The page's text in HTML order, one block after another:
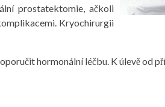
prostatektomie, ačkoli
Kryochirurgii
hormonální léčbu. K úlevě od